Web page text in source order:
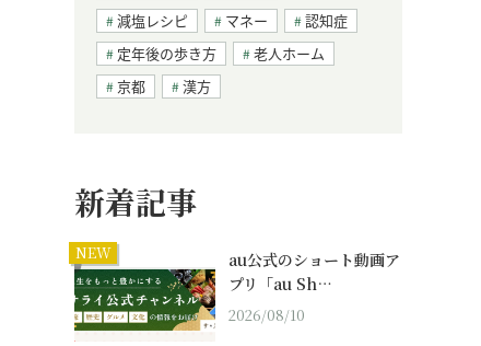
減塩レシピ
マネー
認知症
定年後の歩き方
老人ホーム
京都
漢方
新着記事
NEW
au公式のショート動画ア
プリ「au Sh…
2026/08/10